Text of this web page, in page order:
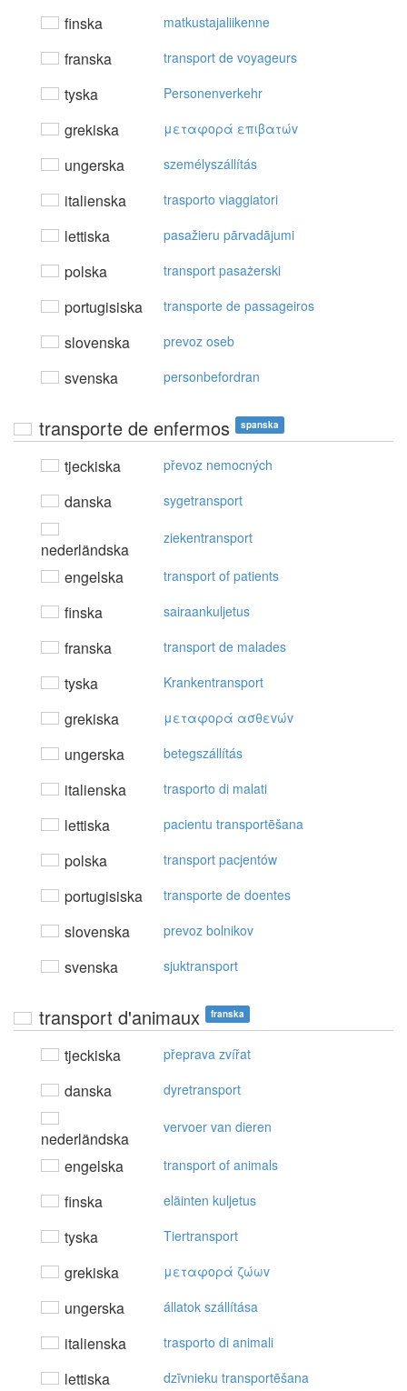
finska matkustajaliikenne
franska transport de voyageurs
tyska Personenverkehr
grekiska μεταφoρά επιβατώv
ungerska személyszállítás
italienska trasporto viaggiatori
lettiska pasažieru pārvadājumi
polska transport pasażerski
portugisiska transporte de passageiros
slovenska prevoz oseb
svenska personbefordran
transporte de enfermos spanska
tjeckiska převoz nemocných
danska sygetransport
nederländska
ziekentransport
engelska transport of patients
finska sairaankuljetus
franska transport de malades
tyska Krankentransport
grekiska μεταφoρά ασθεvώv
ungerska betegszállítás
italienska trasporto di malati
lettiska pacientu transportēšana
polska transport pacjentów
portugisiska transporte de doentes
slovenska prevoz bolnikov
svenska sjuktransport
transport d'animaux franska
tjeckiska přeprava zvířat
danska dyretransport
nederländska
vervoer van dieren
engelska transport of animals
finska eläinten kuljetus
tyska Tiertransport
grekiska μεταφoρά ζώωv
ungerska állatok szállítása
italienska trasporto di animali
lettiska dzīvnieku transportēšana